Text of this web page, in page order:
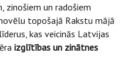
zinošiem un radošiem
topošajā Rakstu mājā
kas veicinās Latvijas
izglītības un zinātnes